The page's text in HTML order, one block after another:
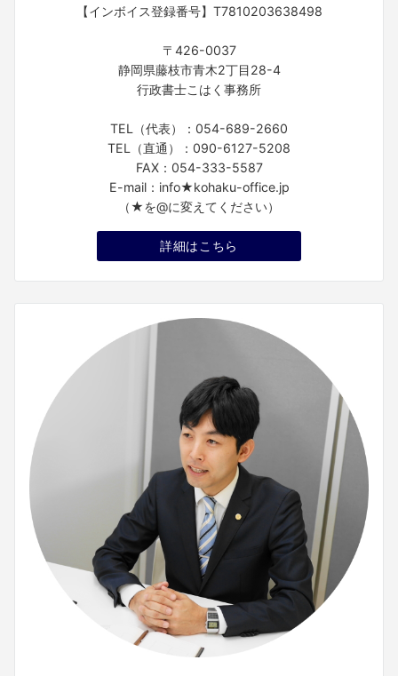
【インボイス登録番号】T7810203638498
〒426-0037
静岡県藤枝市青木2丁目28-4
行政書士こはく事務所
TEL（代表）：054-689-2660
TEL（直通）：090-6127-5208
FAX：054-333-5587
E-mail：info★kohaku-office.jp
（★を@に変えてください）
詳細はこちら